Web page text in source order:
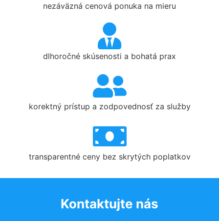
nezáväzná cenová ponuka na mieru
dlhoročné skúsenosti a bohatá prax
korektný prístup a zodpovednosť za služby
transparentné ceny bez skrytých poplatkov
Kontaktujte nás